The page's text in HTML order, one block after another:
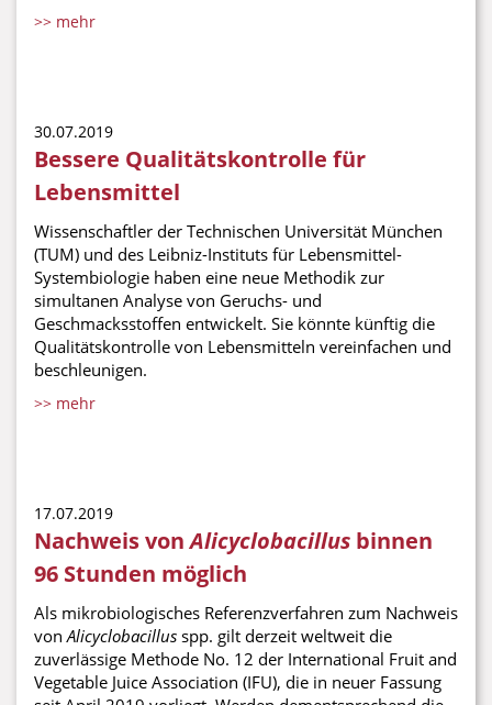
>> mehr
30.07.2019
Bessere Qualitätskontrolle für
Lebensmittel
Wissenschaftler der Technischen Universität München
(TUM) und des Leibniz-Instituts für Lebensmittel-
Systembiologie haben eine neue Methodik zur
simultanen Analyse von Geruchs- und
Geschmacksstoffen entwickelt. Sie könnte künftig die
Qualitätskontrolle von Lebensmitteln vereinfachen und
beschleunigen.
>> mehr
17.07.2019
Nachweis vonAlicyclobacillus binnen
96 Stunden möglich
Als mikrobiologisches Referenzverfahren zum Nachweis
vonAlicyclobacillus spp. gilt derzeit weltweit die
zuverlässige Methode No. 12 der International Fruit and
Vegetable Juice Association (IFU), die in neuer Fassung